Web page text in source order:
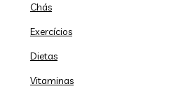
Chás
Exercícios
Dietas
Vitaminas